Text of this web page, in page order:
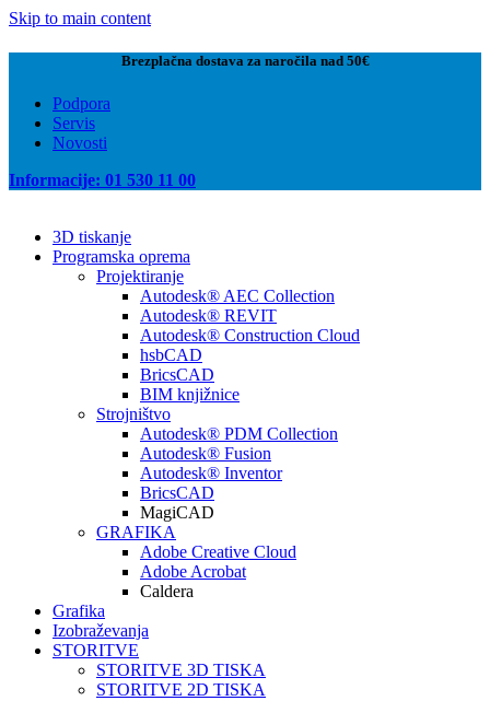
Skip to main content
Brezplačna dostava za naročila nad 50€
Podpora
Servis
Novosti
Informacije: 01 530 11 00
3D tiskanje
Programska oprema
Projektiranje
Autodesk® AEC Collection
Autodesk® REVIT
Autodesk® Construction Cloud
hsbCAD
BricsCAD
BIM knjižnice
Strojništvo
Autodesk® PDM Collection
Autodesk® Fusion
Autodesk® Inventor
BricsCAD
MagiCAD
GRAFIKA
Adobe Creative Cloud
Adobe Acrobat
Caldera
Grafika
Izobraževanja
STORITVE
STORITVE 3D TISKA
STORITVE 2D TISKA